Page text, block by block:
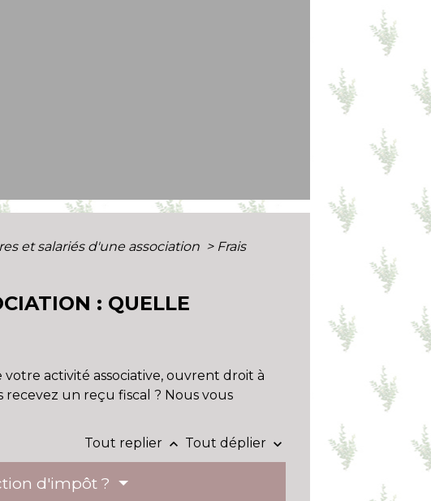
et salariés d'une association > Frais
: QUELLE
votre activité associative, ouvrent droit à
un reçu fiscal ? Nous vous
Tout replier keyboard_arrow_up Tout déplier keyboard_arrow_down
d'impôt ?